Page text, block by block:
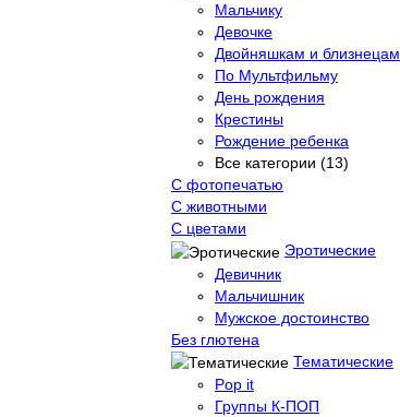
Мальчику
Девочке
Двойняшкам и близнецам
По Мультфильму
День рождения
Крестины
Рождение ребенка
Все категории (13)
С фотопечатью
C животными
С цветами
Эротические
Девичник
Мальчишник
Мужское достоинство
Без глютена
Тематические
Pop it
Группы К-ПОП